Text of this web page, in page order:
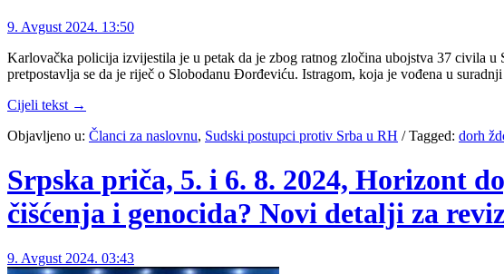
9. Avgust 2024. 13:50
Karlovačka policija izvijestila je u petak da je zbog ratnog zločina ubojstva 37 civila
pretpostavlja se da je riječ o Slobodanu Đorđeviću. Istragom, koja je vođena u
Cijeli tekst →
Objavljeno u: Članci za naslovnu, Sudski postupci protiv Srba u RH /Tagged: dorh
Srpska priča, 5. i 6. 8. 2024, Horizont
čišćenja i genocida? Novi detalji za
9. Avgust 2024. 03:43